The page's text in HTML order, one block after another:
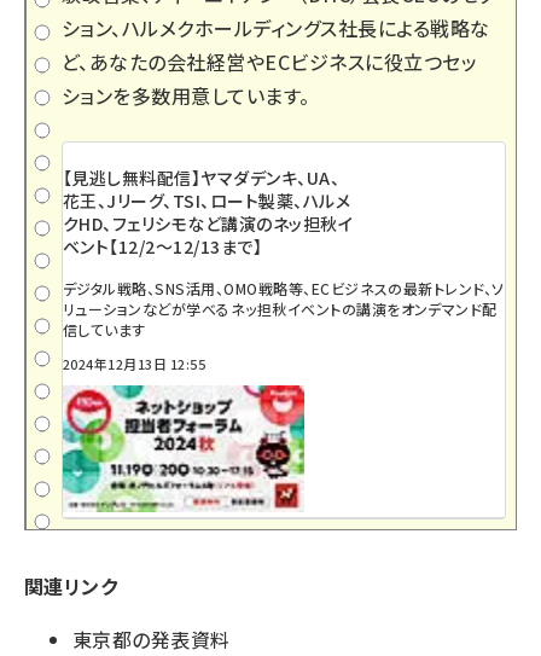
ション、ハルメクホールディングス社長による戦略な
ど、あなたの会社経営やECビジネスに役立つセッ
ションを多数用意しています。
【見逃し無料配信】ヤマダデンキ、UA、
花王、Jリーグ、TSI、ロート製薬、ハルメ
クHD、フェリシモなど講演のネッ担秋イ
ベント【12/2～12/13まで】
デジタル戦略、SNS活用、OMO戦略等、ECビジネスの最新トレンド、ソ
リューションなどが学べるネッ担秋イベントの講演をオンデマンド配
信しています
2024年12月13日 12:55
関連リンク
東京都の発表資料